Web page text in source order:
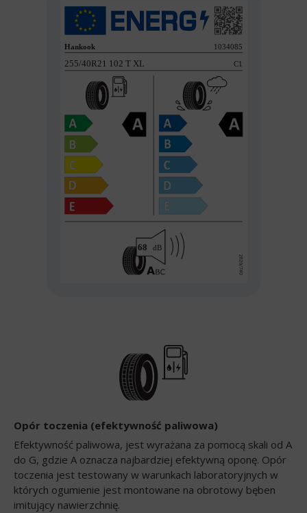
Opór toczenia (efektywność paliwowa)
Efektywność paliwowa, jest wyrażana za pomocą skali od A
do G, gdzie A oznacza najbardziej efektywną oponę. Opór
toczenia jest testowany w warunkach laboratoryjnych w
których ogumienie jest montowane na obrotowy bęben
imitujący nawierzchnię.